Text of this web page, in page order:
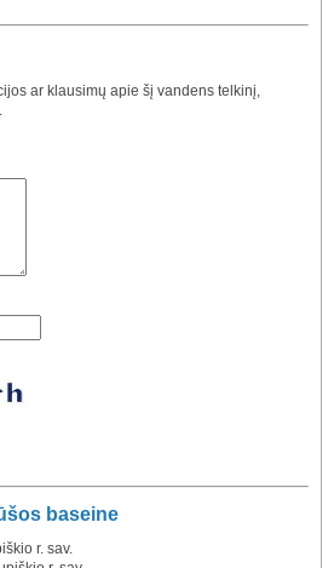
ar klausimų apie šį vandens telkinį,
baseine
r. sav.